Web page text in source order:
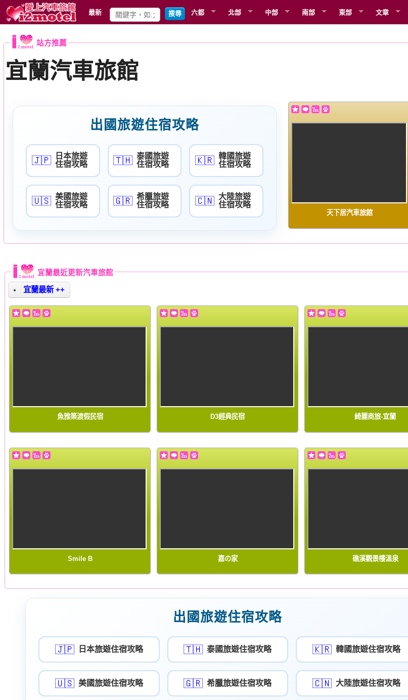
最新 搜尋 六都 北部 中部 南部 東部 文章
宜蘭汽車旅館
站方推薦
出國旅遊住宿攻略
🇯🇵
日本旅遊
住宿攻略
🇹🇭 泰國旅遊
住宿攻略
🇰🇷 韓國旅遊
住宿攻略
🇺🇸 美國旅遊
住宿攻略
🇬🇷 希臘旅遊
住宿攻略
🇨🇳 大陸旅遊
住宿攻略
天下居汽車旅館
宜蘭最近更新汽車旅館
宜蘭最新 ++
魚雅築渡假民宿 D3經典民宿 綺麗商旅-宜蘭
Smile B 嘉の家 礁溪觀景樓溫泉
出國旅遊住宿攻略
🇯🇵 日本旅遊住宿攻略 🇹🇭 泰國旅遊住宿攻略 🇰🇷 韓國旅遊住宿攻略
🇺🇸 美國旅遊住宿攻略 🇬🇷 希臘旅遊住宿攻略 🇨🇳 大陸旅遊住宿攻略